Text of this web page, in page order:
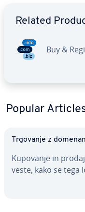
Related
Buy &
Popular
Trgovanje z
Kupovanje in
veste, kako se